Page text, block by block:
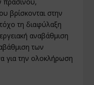
βρίσκονται στην
τη διαφύλαξη
αναβάθμιση
των
για την ολοκλήρωση